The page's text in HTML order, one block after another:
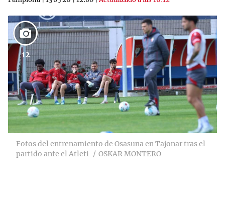
12
Fotos del entrenamiento de Osasuna en Tajonar tras el
partido ante el Atleti
OSKAR MONTERO